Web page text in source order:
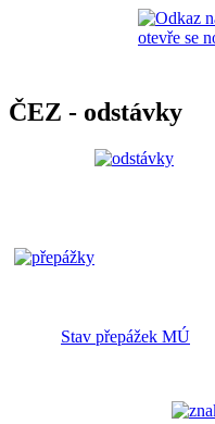
ČEZ - odstávky
Stav přepážek MÚ